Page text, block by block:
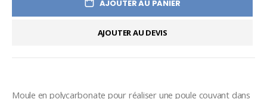
AJOUTER AU PANIER
AJOUTER AU DEVIS
Moule en polycarbonate pour réaliser une poule couvant dans